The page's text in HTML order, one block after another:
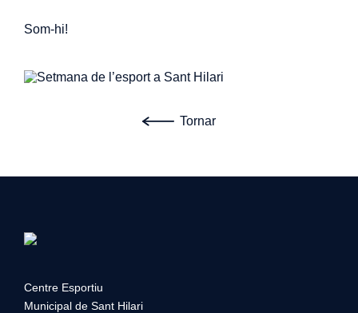
Tornar
Som-hi!
Centre Esportiu
Municipal de Sant Hilari